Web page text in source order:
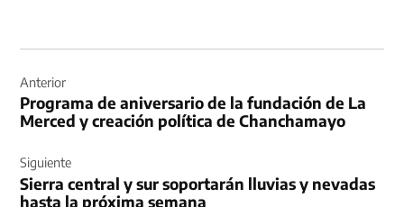
de
entradas
Anterior
Programa de aniversario de la fundación de La
Merced y creación política de Chanchamayo
Siguiente
Sierra central y sur soportarán lluvias y nevadas
hasta la próxima semana